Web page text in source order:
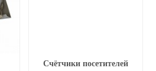
Счётчики посетителей